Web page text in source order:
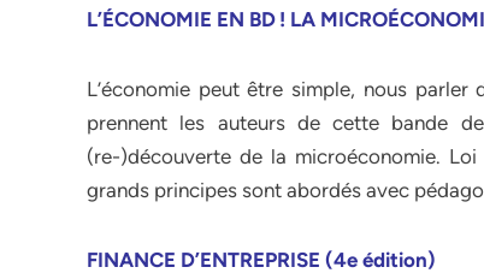
L’ÉCONOMIE EN BD ! LA
L’économie peut être simple, nous
prennent les auteurs de cette bande
(re-)découverte de la microéconomie.
grands principes sont abordés avec
FINANCE D’ENTREPRISE (4e édition)